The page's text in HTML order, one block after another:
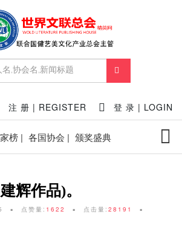
注 册 | REGISTER 登 录 | LOGIN
榜 | 各国协会 | 颁奖盛典
辉作品)。
点赞量: 1622 点击量: 28191